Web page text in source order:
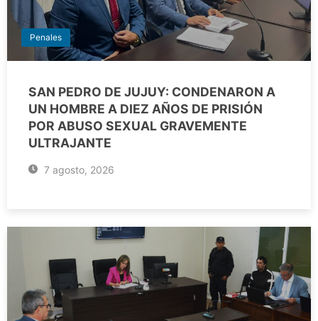
Penales
SAN PEDRO DE JUJUY: CONDENARON A
UN HOMBRE A DIEZ AÑOS DE PRISIÓN
POR ABUSO SEXUAL GRAVEMENTE
ULTRAJANTE
7 agosto, 2026